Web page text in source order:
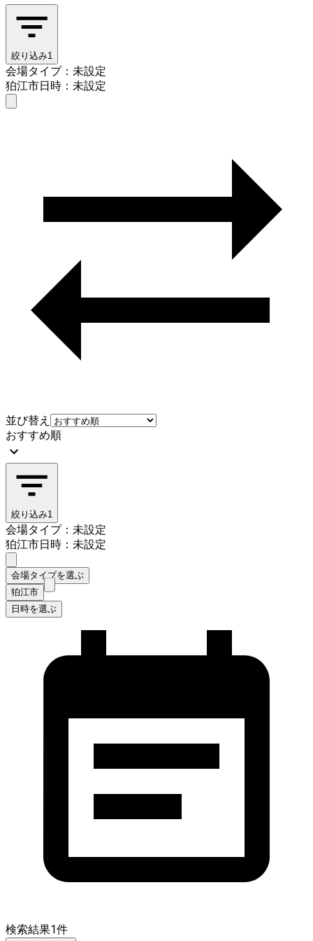
絞り込み1
会場タイプ：未設定
狛江市日時：未設定
並び替え
おすすめ順
絞り込み1
会場タイプ：未設定
狛江市日時：未設定
会場タイプを選ぶ
狛江市
日時を選ぶ
検索結果1件